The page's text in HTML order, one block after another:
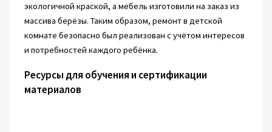
экологичной краской, а мебель изготовили на заказ из
массива берёзы. Таким образом, ремонт в детской
комнате безопасно был реализован с учётом интересов
и потребностей каждого ребёнка.
Ресурсы для обучения и сертификации
материалов